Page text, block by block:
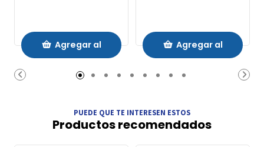
Agregar al
Carrito
Agregar al
Carrito
PUEDE QUE TE INTERESEN ESTOS
Productos recomendados